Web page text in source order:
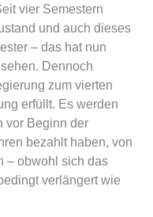
vier Semestern
und auch dieses
– das hat nun
Dennoch
zum vierten
erfüllt. Es werden
vor Beginn der
bezahlt haben, von
– obwohl sich das
verlängert wie